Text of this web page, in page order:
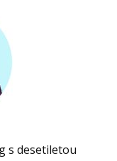
s desetiletou